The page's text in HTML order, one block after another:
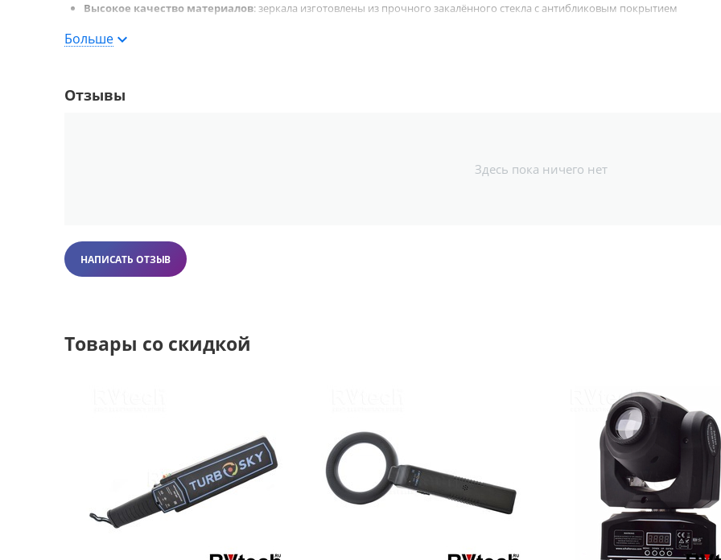
Высокое качество материалов: зеркала изготовлены из прочного закалённого стекла с антибликовым покрытием
Устойчивость к нагрузкам
Широкий угол обзора
Досмотра грузов на складах
Мониторинга труднодоступных мест
Профессиональная консультация
по подбору оборудования
на все товары
Оперативная доставкапо всей России
Техническая поддержка
Закажите досмотровое зеркало прямо сейчас и обеспечьте надёжную защиту вашего объекта! Наши специалисты помогут
Больше
Отзывы
Здесь пока ничего нет
НАПИСАТЬ ОТЗЫВ
Товары со скидкой